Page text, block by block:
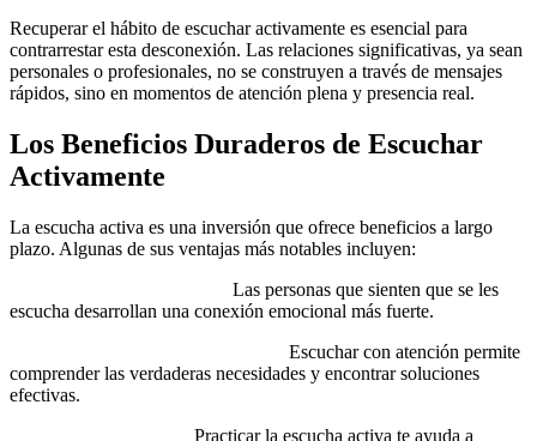
Recuperar el hábito de escuchar activamente es esencial para
contrarrestar esta desconexión. Las relaciones significativas, ya sean
personales o profesionales, no se construyen a través de mensajes
rápidos, sino en momentos de atención plena y presencia real.
Los Beneficios Duraderos de Escuchar
Activamente
La escucha activa es una inversión que ofrece beneficios a largo
plazo. Algunas de sus ventajas más notables incluyen:
Las personas que sienten que se les
escucha desarrollan una conexión emocional más fuerte.
Escuchar con atención permite
comprender las verdaderas necesidades y encontrar soluciones
efectivas.
Practicar la escucha activa te ayuda a